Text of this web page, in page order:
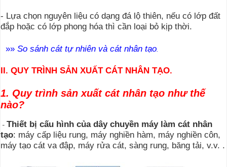
- Lựa chọn nguyên liệu có dạng đá lộ thiên, nếu có lớp đất
đắp hoặc có lớp phong hóa thì cần loại bỏ kịp thời.
»» So sánh cát tự nhiên và cát nhân tạo
II. QUY TRÌNH SẢN XUẤT CÁT NHÂN TẠO.
1. Quy trình sản xuất cát nhân tạo như thế
nào?
- Thiết bị cấu hình của dây chuyền máy làm cát nhân
tạo: máy cấp liệu rung, máy nghiền hàm, máy nghiền côn,
máy tạo cát va đập, máy rửa cát, sàng rung, băng tải, v.v. .